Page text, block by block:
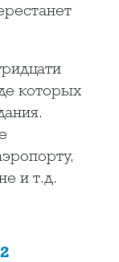
которых
и т.д.